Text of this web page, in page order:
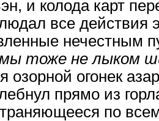
и колода карт
все действия
нечестным
мы тоже не лыком
озорной огонек
прямо из
по